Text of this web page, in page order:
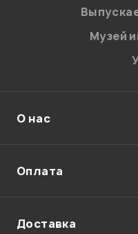
Введите
Отправить
Музей
О нас
Оплата
Доставка